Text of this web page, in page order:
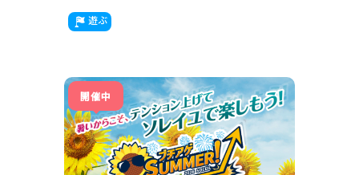
島を満喫していただければ嬉しいです◎
変わらず暑い日が続きますが、木々に覆われた島内は
無人島で〝非日常体験〟をお楽しみください！
遊ぶ
開催中